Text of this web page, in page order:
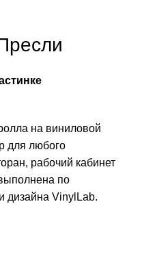
на виниловой
для любого
рабочий кабинет
по
дизайна VinylLab.